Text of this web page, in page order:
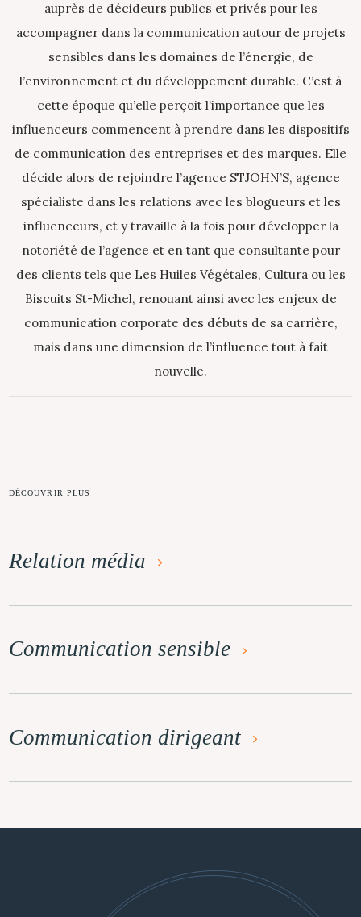
auprès de décideurs publics et privés pour les
accompagner dans la communication autour de projets
sensibles dans les domaines de l’énergie, de
l’environnement et du développement durable. C’est à
cette époque qu’elle perçoit l’importance que les
influenceurs commencent à prendre dans les dispositifs
de communication des entreprises et des marques. Elle
décide alors de rejoindre l’agence STJOHN’S, agence
spécialiste dans les relations avec les blogueurs et les
influenceurs, et y travaille à la fois pour développer la
notoriété de l’agence et en tant que consultante pour
des clients tels que Les Huiles Végétales, Cultura ou les
Biscuits St-Michel, renouant ainsi avec les enjeux de
communication corporate des débuts de sa carrière,
mais dans une dimension de l’influence tout à fait
nouvelle.
DÉCOUVRIR PLUS
Relation média
Communication sensible
Communication dirigeant